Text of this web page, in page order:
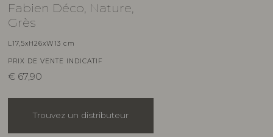
Fabien Déco, Nature,
Grès
L17,5xH26xW13 cm
PRIX DE VENTE INDICATIF
€ 67,90
Trouvez un distributeur